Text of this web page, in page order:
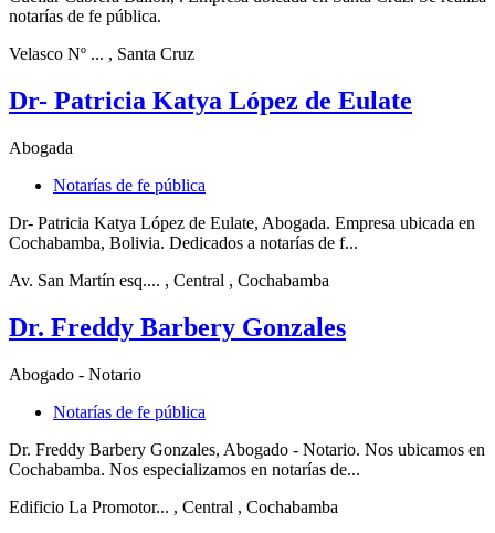
notarías de fe pública.
Velasco Nº ... , Santa Cruz
Dr- Patricia Katya López de Eulate
Abogada
Notarías de fe pública
Dr- Patricia Katya López de Eulate, Abogada. Empresa ubicada en
Cochabamba, Bolivia. Dedicados a notarías de f...
Av. San Martín esq.... , Central , Cochabamba
Dr. Freddy Barbery Gonzales
Abogado - Notario
Notarías de fe pública
Dr. Freddy Barbery Gonzales, Abogado - Notario. Nos ubicamos en
Cochabamba. Nos especializamos en notarías de...
Edificio La Promotor... , Central , Cochabamba